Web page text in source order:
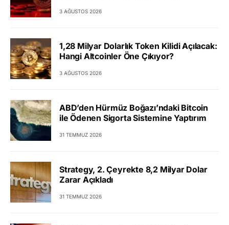
3 AĞUSTOS 2026
1,28 Milyar Dolarlık Token Kilidi Açılacak:
Hangi Altcoinler Öne Çıkıyor?
3 AĞUSTOS 2026
ABD’den Hürmüz Boğazı’ndaki Bitcoin
ile Ödenen Sigorta Sistemine Yaptırım
31 TEMMUZ 2026
Strategy, 2. Çeyrekte 8,2 Milyar Dolar
Zarar Açıkladı
31 TEMMUZ 2026